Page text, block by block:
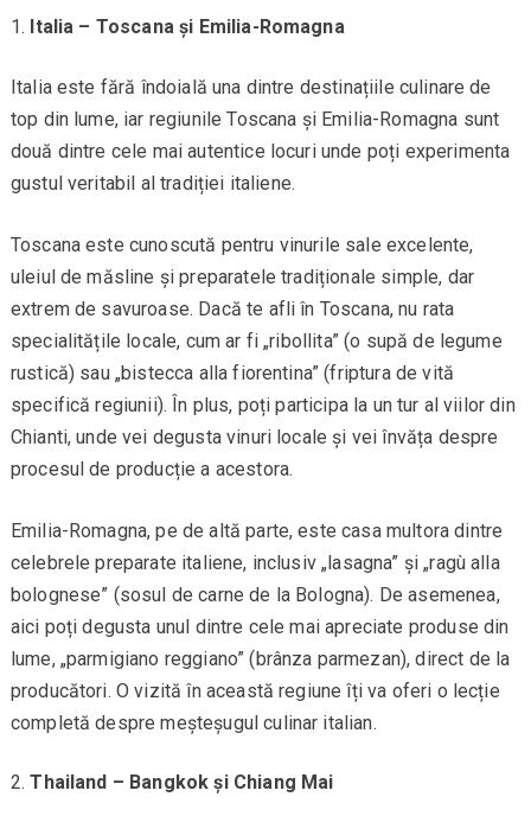
Italia – Toscana și Emilia-Romagna
Italia este fără îndoială una dintre destinațiile culinare de
top din lume, iar regiunile Toscana și Emilia-Romagna sunt
două dintre cele mai autentice locuri unde poți experimenta
gustul veritabil al tradiției italiene.
Toscana este cunoscută pentru vinurile sale excelente,
uleiul de măsline și preparatele tradiționale simple, dar
extrem de savuroase. Dacă te afli în Toscana, nu rata
specialitățile locale, cum ar fi „ribollita” (o supă de legume
rustică) sau „bistecca alla fiorentina” (friptura de vită
specifică regiunii). În plus, poți participa la un tur al viilor din
Chianti, unde vei degusta vinuri locale și vei învăța despre
procesul de producție a acestora.
Emilia-Romagna, pe de altă parte, este casa multora dintre
celebrele preparate italiene, inclusiv „lasagna” și „ragù alla
bolognese” (sosul de carne de la Bologna). De asemenea,
aici poți degusta unul dintre cele mai apreciate produse din
lume, „parmigiano reggiano” (brânza parmezan), direct de la
producători. O vizită în această regiune îți va oferi o lecție
completă despre meșteșugul culinar italian.
Thailand – Bangkok și Chiang Mai